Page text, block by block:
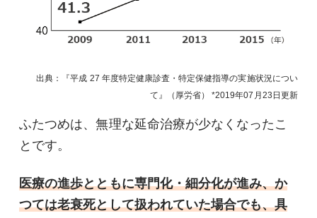
出典：『平成 27 年度特定健康診査・特定保健指導の実施状況につい
て』（厚労省） 2019年07月23日 更新
ふたつめは、無理な延命治療が少なくなったこ
とです。
医療の進歩とともに専門化・細分化が進み、か
つては老衰死として扱われていた場合でも、具